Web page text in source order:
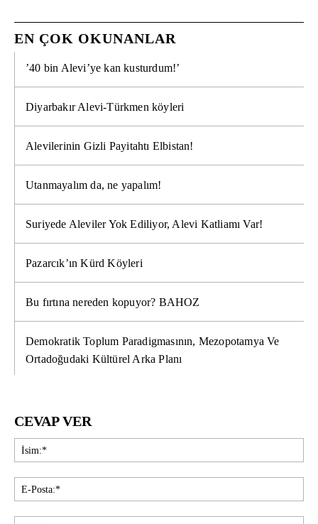
EN ÇOK OKUNANLAR
’40 bin Alevi’ye kan kusturdum!’
Diyarbakır Alevi-Türkmen köyleri
Alevilerinin Gizli Payitahtı Elbistan!
Utanmayalım da, ne yapalım!
Suriyede Aleviler Yok Ediliyor, Alevi Katliamı Var!
Pazarcık’ın Kürd Köyleri
Bu fırtına nereden kopuyor? BAHOZ
Demokratik Toplum Paradigmasının, Mezopotamya Ve
Ortadoğudaki Kültürel Arka Planı
CEVAP VER